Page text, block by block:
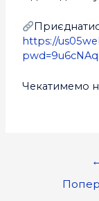
https://
Чекатимемо на